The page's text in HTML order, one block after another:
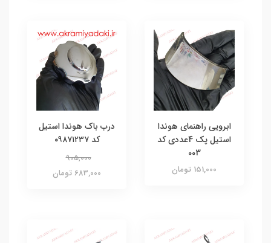
ابرویی راهنمای هوندا
استیل پک 4عددی کد
003
151,000 تومان
درب باک هوندا استیل
کد ۰۹۸۷۱۲۳۷
905,000
683,000 تومان